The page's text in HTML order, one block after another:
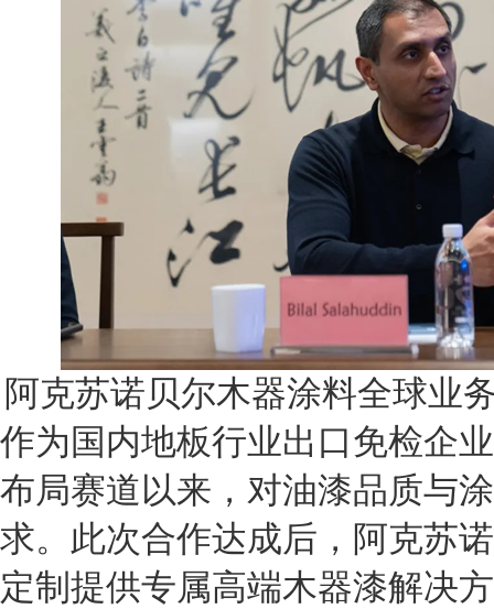
阿克苏诺贝尔木器涂料全球业
作为国内地板行业出口免检企
布局赛道以来，对油漆品质与
求。此次合作达成后，阿克苏
定制提供专属高端木器漆解决